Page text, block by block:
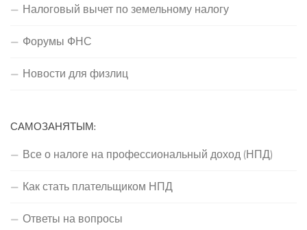
Налоговый вычет по земельному налогу
Форумы ФНС
Новости для физлиц
САМОЗАНЯТЫМ:
Все о налоге на профессиональный доход (НПД)
Как стать плательщиком НПД
Ответы на вопросы